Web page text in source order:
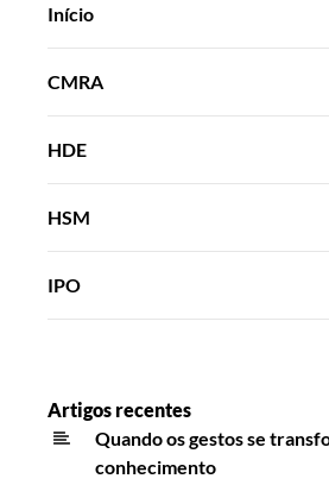
Início
CMRA
HDE
HSM
IPO
Artigos recentes
Quando os gestos se
conhecimento